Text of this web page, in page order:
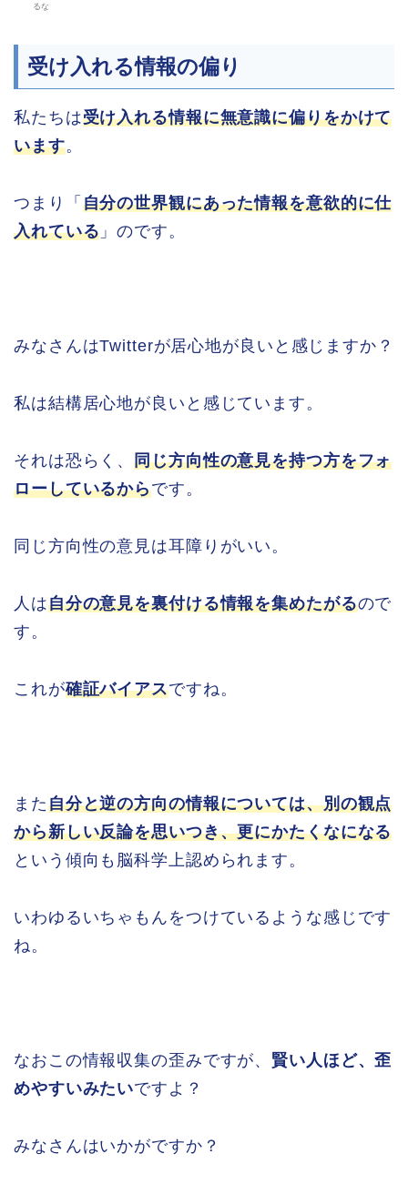
るな
受け入れる情報の偏り
私たちは受け入れる情報に無意識に偏りをかけて
います。
つまり「 自分の世界観にあった情報を意欲的に仕
入れている 」のです。
みなさんはTwitterが居心地が良いと感じますか？
私は結構居心地が良いと感じています。
それは恐らく、同じ方向性の意見を持つ方をフォ
ローしているからです。
同じ方向性の意見は耳障りがいい。
人は自分の意見を裏付ける情報を集めたがるので
す。
これが確証バイアスですね。
また自分と逆の方向の情報については、別の観点
から新しい反論を思いつき、更にかたくなになる
という傾向も脳科学上認められます。
いわゆるいちゃもんをつけているような感じです
ね。
なおこの情報収集の歪みですが、 賢い人ほど、歪
めやすいみたいですよ？
みなさんはいかがですか？